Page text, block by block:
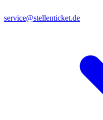
service@stellenticket.de